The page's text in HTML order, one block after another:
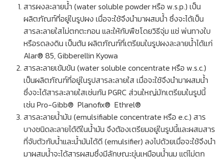
สารผงละลายน้ำ (water soluble powder หรือ w.s.p.) เป็น
ผลิตภัณฑ์ที่อยู่ในรูปผง เมื่อจะใช้จึงนำมาผสมนํ้า ซึ่งจะได้เป็น
สารละลายใสไม่ตกตะกอน และให้กับพืชโดยวิธีจุ่ม แช่ พ่นทางใบ
หรือรดลงดิน เป็นต้น ผลิตภัณฑ์ที่เตรียมในรูปผงละลายนํ้าได้แก่
Alar® 85, Gibberellin Kyowa
สารละลายเข้มข้น (water soluble concentrate หรือ w.s.c.)
เป็นผลิตภัณฑ์ที่อยู่ในรูปสารละลายใส เมื่อจะใช้จึงนำมาผสมนํ้า
ซึ่งจะได้สารละลายใสเช่นกัน PGRC ส่วนใหญ่มักเตรียมในรูปนี้
เช่น Pro-Gibb® Planofix® Ethrel®
สารละลายน้ำมัน (emulsifiable concentrate หรือ e.c.) สาร
บางชนิดละลายได้ดีในน้ำมัน จึงต้องเตรียมอยู่ในรูปนี้และผสมสาร
ที่จับตัวกับนํ้าและนํ้ามันได้ดี (emulsifier) ลงไปด้วยเมื่อจะใช้จึงนำ
มาผสมนํ้าจะได้สารผสมซึ่งมีลักษณะขุ่นเหมือนนํ้านม แต่ไม่ตก